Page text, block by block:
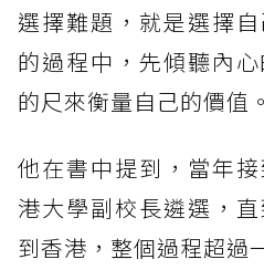
選擇難題，就是選擇
的過程中，先傾聽內
的尺來衡量自己的價值。
他在書中提到，當年
港大學副校長遴選，
到香港，整個過程超過